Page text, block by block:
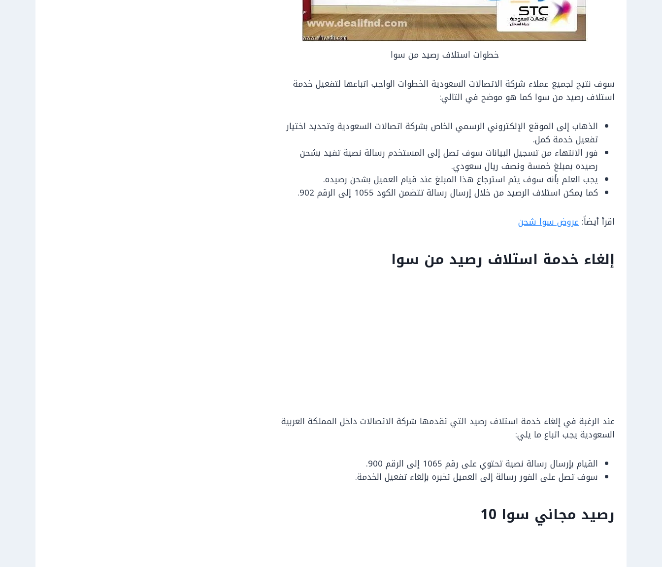
خطوات استلاف رصيد من سوا
سوف نتيح لجميع عملاء شركة الاتصالات السعودية الخطوات الواجب اتباعها لتفعيل خدمة
استلاف رصيد من سوا كما هو موضح في التالي:
الذهاب إلى الموقع الإلكتروني الرسمي الخاص بشركة اتصالات السعودية وتحديد اختيار
تفعيل خدمة كمل.
فور الانتهاء من تسجيل البيانات سوف تصل إلى المستخدم رسالة نصية تفيد بشحن
رصيده بمبلغ خمسة ونصف ريال سعودي.
يجب العلم بأنه سوف يتم استرجاع هذا المبلغ عند قيام العميل بشحن رصيده.
كما يمكن استلاف الرصيد من خلال إرسال رسالة تتضمن الكود 1055 إلى الرقم 902.
اقرأ أيضاً: عروض سوا شحن
إلغاء خدمة استلاف رصيد من سوا
عند الرغبة في إلغاء خدمة استلاف رصيد التي تقدمها شركة الاتصالات داخل المملكة العربية
السعودية يجب اتباع ما يلي:
القيام بإرسال رسالة نصية تحتوي على رقم 1065 إلى الرقم 900.
سوف تصل على الفور رسالة إلى العميل تخبره بإلغاء تفعيل الخدمة.
رصيد مجاني سوا 10